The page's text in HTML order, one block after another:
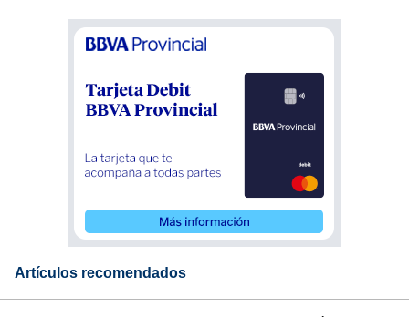
Artículos recomendados